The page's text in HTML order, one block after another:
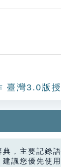
臺灣3.0版
典，主要記錄
議您優先使